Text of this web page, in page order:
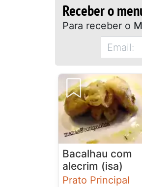
Receber o
Para receber o
Bacalhau com
alecrim (isa)
Prato Principal